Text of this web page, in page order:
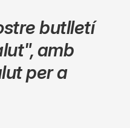
butlletí
,amb
per a